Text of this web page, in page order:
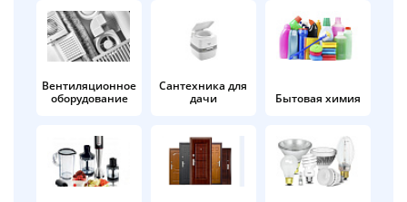
Вентиляционное
оборудование
Сантехника для
дачи
Бытовая химия
по25%каждые 2 недели
Подробнее
об оплате Плайтом